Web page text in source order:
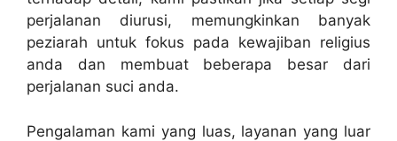
perjalanan diurusi, memungkinkan banyak
peziarah untuk fokus pada kewajiban religius
anda dan membuat beberapa besar dari
perjalanan suci anda.
Pengalaman kami yang luas, layanan yang luar